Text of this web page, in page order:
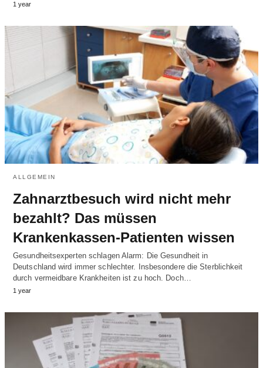
1 year
ALLGEMEIN
Zahnarztbesuch wird nicht mehr
bezahlt? Das müssen
Krankenkassen-Patienten wissen
Gesundheitsexperten schlagen Alarm: Die Gesundheit in
Deutschland wird immer schlechter. Insbesondere die Sterblichkeit
durch vermeidbare Krankheiten ist zu hoch. Doch…
1 year